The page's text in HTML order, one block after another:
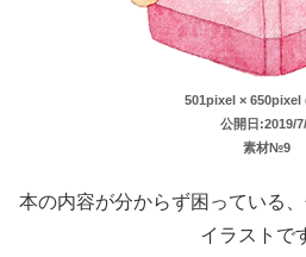
501pixel × 650pixel
公開日:2019/
素材№9
本の内容が分からず困っている
イラストで